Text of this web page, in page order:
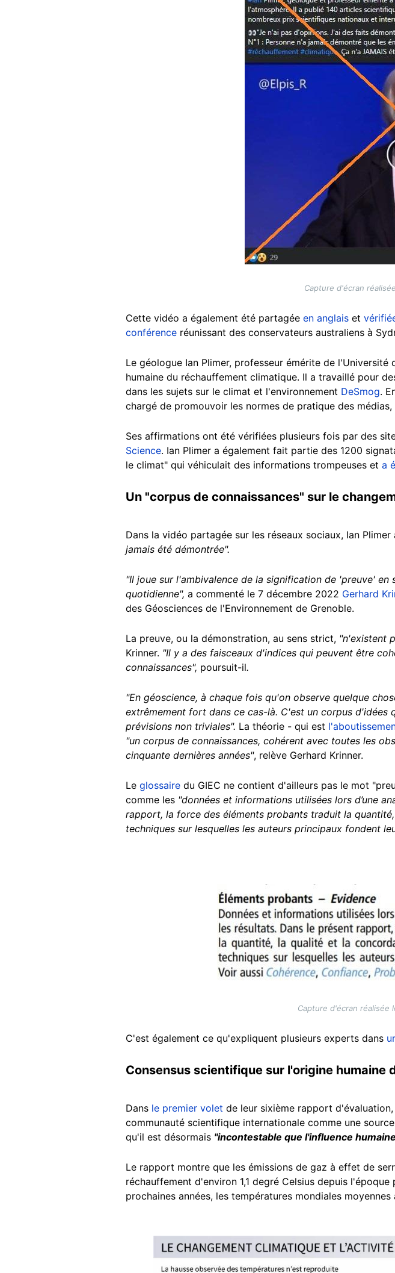
Capture d'écran
Cette vidéo a également été partagée en anglais et
conférence réunissant des conservateurs australiens à
Le géologue Ian Plimer, professeur émérite de
humaine du réchauffement climatique. Il a travaillé pour
dans les sujets sur le climat et l'environnement DeSmog.
chargé de promouvoir les normes de pratique des
Ses affirmations ont été vérifiées plusieurs fois par des
Science. Ian Plimer a également fait partie des 1200
le climat" qui véhiculait des informations trompeuses et a
Un "corpus de connaissances" sur le
Dans la vidéo partagée sur les réseaux sociaux, Ian
jamais été démontrée".
"Il joue sur l'ambivalence de la signification de 'preuve'
quotidienne", a commenté le 7 décembre 2022 Gerhard
des Géosciences de l'Environnement de Grenoble.
La preuve, ou la démonstration, au sens strict, "n'existent
Krinner. "Il y a des faisceaux d'indices qui peuvent être
connaissances", poursuit-il.
"En géoscience, à chaque fois qu'on observe quelque
extrêmement fort dans ce cas-là. C'est un corpus
prévisions non triviales". La théorie - qui est
"un corpus de connaissances, cohérent avec toutes les
cinquante dernières années", relève Gerhard Krinner.
Le glossaire du GIEC ne contient d'ailleurs pas le mot
comme les "données et informations utilisées lors d’une
rapport, la force des éléments probants traduit la
techniques sur lesquelles les auteurs principaux fondent
Capture d'écran réalisée
C'est également ce qu'expliquent plusieurs experts dans
Consensus scientifique sur l'origine humaine
Dans le premier volet de leur sixième rapport
communauté scientifique internationale comme une
qu'il est désormais "incontestable que l'influence
Le rapport montre que les émissions de gaz à effet de
réchauffement d'environ 1,1 degré Celsius depuis
prochaines années, les températures mondiales